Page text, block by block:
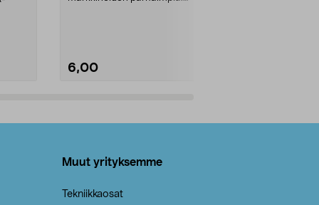
6,00
Muut yrityksemme
Tekniikkaosat